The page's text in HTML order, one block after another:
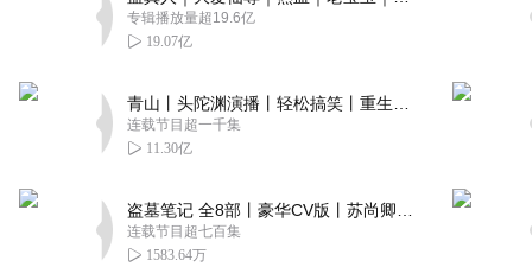
专辑播放量超19.6亿
19.07亿
连载节目超一千集
11.30亿
连载节目超七百集
1583.64万